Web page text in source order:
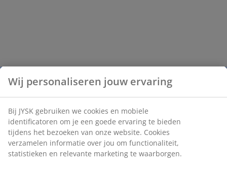
Wij personaliseren jouw ervaring
Bij JYSK gebruiken we cookies en mobiele
identificatoren om je een goede ervaring te bieden
tijdens het bezoeken van onze website. Cookies
verzamelen informatie over jou om functionaliteit,
statistieken en relevante marketing te waarborgen.